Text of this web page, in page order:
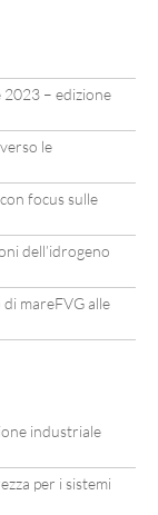
2023 – edizione
le
focus sulle
dell’idrogeno
mareFVG alle
industriale
per i sistemi